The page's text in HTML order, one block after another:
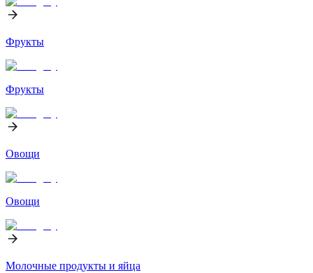
Фрукты
Фрукты
Овощи
Овощи
Молочные продукты и яйца